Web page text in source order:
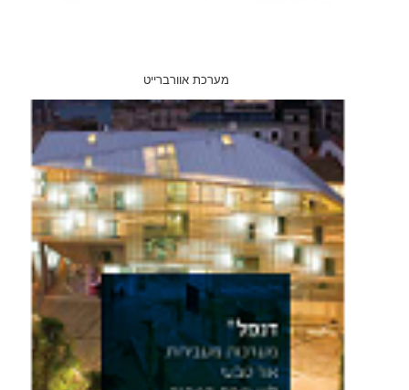
מערכת אוורברייט